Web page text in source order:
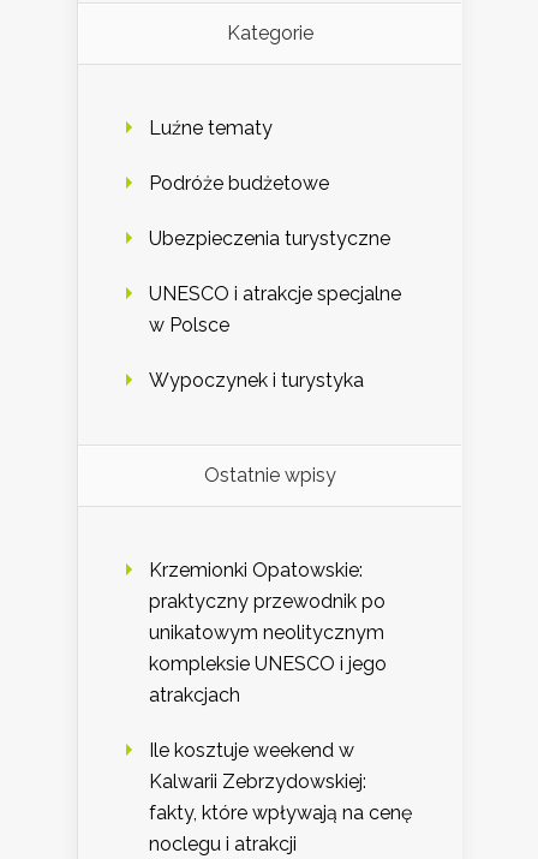
Kategorie
Luźne tematy
Podróże budżetowe
Ubezpieczenia turystyczne
UNESCO i atrakcje specjalne
w Polsce
Wypoczynek i turystyka
Ostatnie wpisy
Krzemionki Opatowskie:
praktyczny przewodnik po
unikatowym neolitycznym
kompleksie UNESCO i jego
atrakcjach
Ile kosztuje weekend w
Kalwarii Zebrzydowskiej:
fakty, które wpływają na cenę
noclegu i atrakcji